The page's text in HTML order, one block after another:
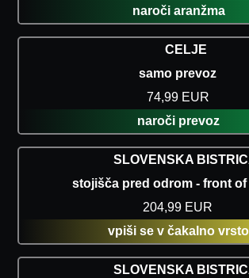
naroči aranžma
CELJE
samo prevoz
74,99 EUR
naroči prevoz
SLOVENSKA
stojišča pred odrom - front of
204,99 EUR
vpiši se v čakalno vrsto
SLOVENSKA